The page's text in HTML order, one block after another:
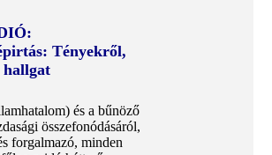
Tényekről,
és a bűnöző
összefonódásáról,
forgalmazó, minden